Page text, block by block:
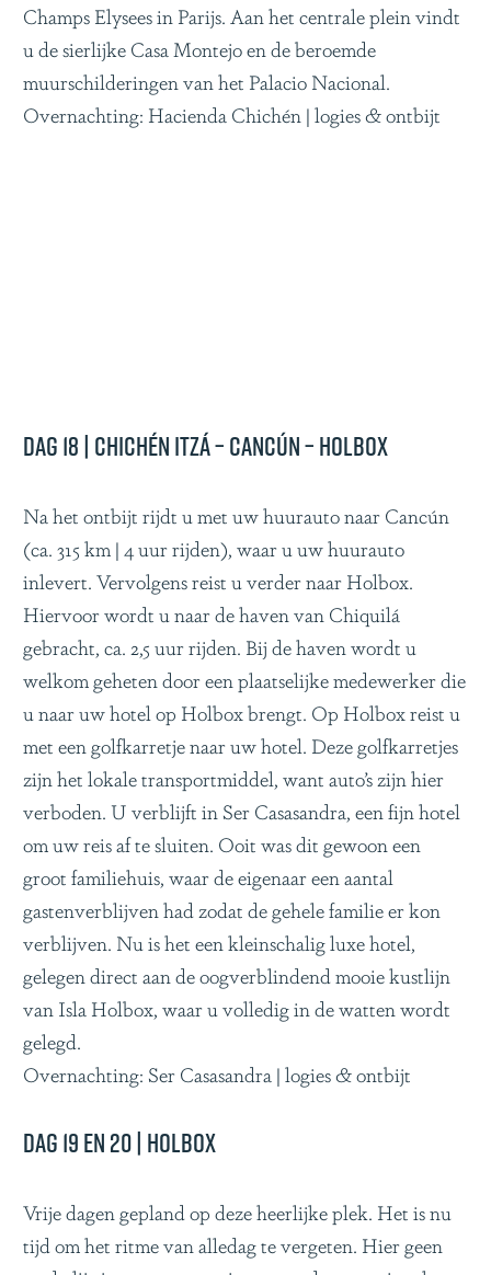
Champs Elysees in Parijs. Aan het centrale plein vindt
u de sierlijke Casa Montejo en de beroemde
muurschilderingen van het Palacio Nacional.
Overnachting: Hacienda Chichén | logies & ontbijt
Dag 18 | Chichén Itzá – Cancún – Holbox
Na het ontbijt rijdt u met uw huurauto naar Cancún
(ca. 315 km | 4 uur rijden), waar u uw huurauto
inlevert. Vervolgens reist u verder naar Holbox.
Hiervoor wordt u naar de haven van Chiquilá
gebracht, ca. 2,5 uur rijden. Bij de haven wordt u
welkom geheten door een plaatselijke medewerker die
u naar uw hotel op Holbox brengt. Op Holbox reist u
met een golfkarretje naar uw hotel. Deze golfkarretjes
zijn het lokale transportmiddel, want auto’s zijn hier
verboden. U verblijft in Ser Casasandra, een fijn hotel
om uw reis af te sluiten. Ooit was dit gewoon een
groot familiehuis, waar de eigenaar een aantal
gastenverblijven had zodat de gehele familie er kon
verblijven. Nu is het een kleinschalig luxe hotel,
gelegen direct aan de oogverblindend mooie kustlijn
van Isla Holbox, waar u volledig in de watten wordt
gelegd.
Overnachting: Ser Casasandra | logies & ontbijt
Dag 19 en 20 | Holbox
Vrije dagen gepland op deze heerlijke plek. Het is nu
tijd om het ritme van alledag te vergeten. Hier geen